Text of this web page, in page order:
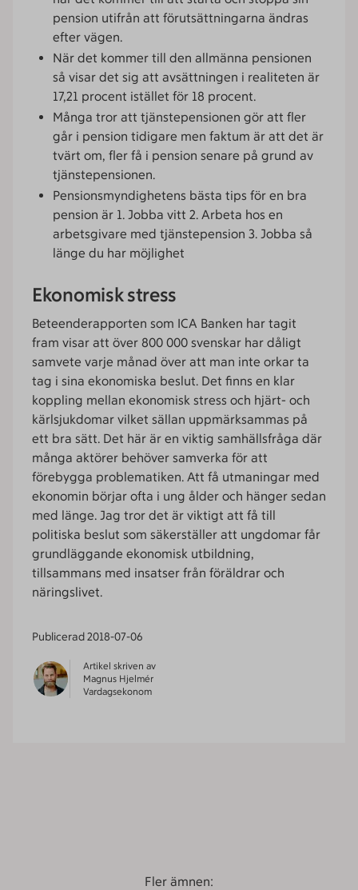
pension utifrån att förutsättningarna ändras
efter vägen.
När det kommer till den allmänna pensionen
så visar det sig att avsättningen i realiteten är
17,21 procent istället för 18 procent.
Många tror att tjänstepensionen gör att fler
går i pension tidigare men faktum är att det är
tvärt om, fler få i pension senare på grund av
tjänstepensionen.
Pensionsmyndighetens bästa tips för en bra
pension är 1. Jobba vitt 2. Arbeta hos en
arbetsgivare med tjänstepension 3. Jobba så
länge du har möjlighet
Ekonomisk stress
Beteenderapporten som ICA Banken har tagit
fram visar att över 800 000 svenskar har dåligt
samvete varje månad över att man inte orkar ta
tag i sina ekonomiska beslut. Det finns en klar
koppling mellan ekonomisk stress och hjärt- och
kärlsjukdomar vilket sällan uppmärksammas på
ett bra sätt. Det här är en viktig samhällsfråga där
många aktörer behöver samverka för att
förebygga problematiken. Att få utmaningar med
ekonomin börjar ofta i ung ålder och hänger sedan
med länge. Jag tror det är viktigt att få till
politiska beslut som säkerställer att ungdomar får
grundläggande ekonomisk utbildning,
tillsammans med insatser från föräldrar och
näringslivet.
Publicerad2018-07-06
Artikel skriven av
Magnus Hjelmér
Vardagsekonom
Fler ämnen: